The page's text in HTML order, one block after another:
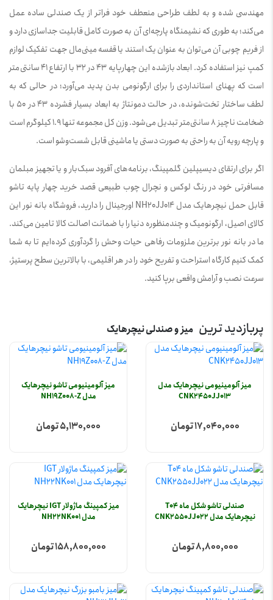
مهندسی شده و به لطف طراحی منعطف خود فراتر از یک صندلی ساده عمل
می‌کند؛ به طوری که نشیمنگاه پارچه‌ای آن به صورت کامل قابلیت جداسازی دارد و
از فریم چوبی آن می‌توان به عنوان یک استند یا قفسه مینی‌مال جهت تفکیک لوازم
کمپ نیز استفاده کرد. ابعاد بازشده این چهارپایه 43 در 32 با ارتفاع 41 سانتی‌متر
است که پهنای استانداردی را برای ارگونومی بدن پدید می‌آورد؛ در حالی که به
لطف ساختار تخت‌شونده، در حالت دمونتاژ به ابعاد بسیار فشرده 43 در 50 با
ضخامت ناچیز 8 سانتی‌متر تبدیل می‌شود. وزن کل مجموعه تنها 1.9 کیلوگرم است
و پارچه رویه آن به راحتی به صورت دستی یا ماشینی قابل شست‌وشو است.
اگر برای ارتقای دیسیپلین گلمپینگ، برنامه‌های آفرود سبک‌بار و یا تجهیز مبلمان
مسافرتی خود در رنگ لوکس و نچرال چوب طبیعی قصد خرید چهار پایه تاشو
قابل حمل نیچرهایک مدل NH20JJ014 اورجینال را دارید، فروشگاه بانه نور این
کالای اصیل، ارگونومیک و چندمنظوره دنیا را با ضمانت اصالت کالا تامین می‌کند.
ما در بانه نور برترین ملزومات رفاهی حیات وحش را گردآوری کرده‌ایم تا به شما
کمک کنیم کارگاه استراحت و تفریح خود را در هر اقلیمی، با بالاترین سطح پرستیژ،
سرعت نصب و آرامش واقعی برپا کنید.
پربازدید ترین میز و صندلی نیچرهایک
میز آلومینیومی نیچرهایک مدل
CNK2450JJ013
17,040,000 تومان
میز آلومینیومی تاشو نیچرهایک
مدل NH19Z008-Z
5,130,000 تومان
صندلی تاشو شکل ماه T04
نیچرهایک مدل CNK2550JJ022
8,800,000 تومان
میز کمپینگ ماژولار IGT نیچرهایک
مدل NH22NK001
158,800,000 تومان